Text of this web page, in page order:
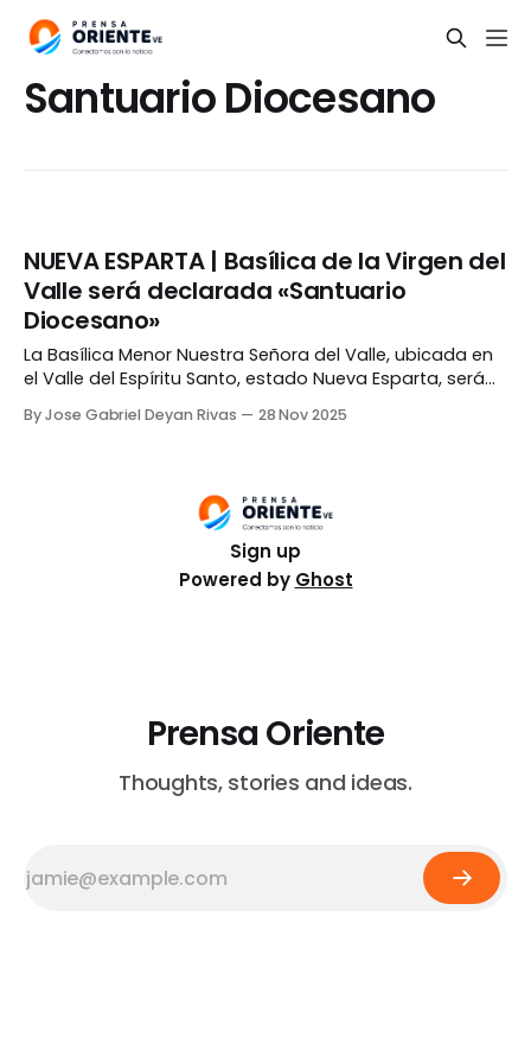
Santuario Diocesano
NUEVA ESPARTA | Basílica de la Virgen del
Valle será declarada «Santuario
Diocesano»
La Basílica Menor Nuestra Señora del Valle, ubicada en
el Valle del Espíritu Santo, estado Nueva Esparta, será
diciembre. El anuncio fue realizado por Monseñor
By Jose Gabriel Deyan Rivas 28 Nov 2025
Sign up
Powered by Ghost
Prensa Oriente
Thoughts, stories and ideas.